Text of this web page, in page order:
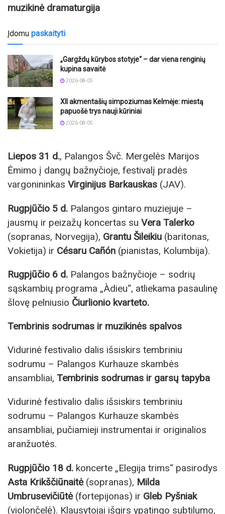
muzikinė dramaturgija
Įdomu paskaityti
„Gargždų kūrybos stotyje“ – dar viena renginių
kupina savaitė
2026-08-05
XII akmentašių simpoziumas Kelmėje: miestą
papuošė trys nauji kūriniai
2026-08-05
Liepos 31 d., Palangos Švč. Mergelės Marijos
Ėmimo į dangų bažnyčioje, festivalį pradės
vargonininkas Virginijus Barkauskas (JAV).
Rugpjūčio 5 d. Palangos gintaro muziejuje –
jausmų ir peizažų koncertas su Vera Talerko
(sopranas, Norvegija), Grantu Šileikiu (baritonas,
Vokietija) ir Césaru Cañón (pianistas, Kolumbija).
Rugpjūčio 6 d. Palangos bažnyčioje – sodrių
sąskambių programa „Àdieu“, atliekama pasaulinę
šlovę pelniusio Čiurlionio kvarteto.
Tembrinis sodrumas ir muzikinės spalvos
Vidurinė festivalio dalis išsiskirs tembriniu
sodrumu – Palangos Kurhauze skambės
ansambliai, Tembrinis sodrumas ir garsų tapyba
Vidurinė festivalio dalis išsiskirs tembriniu
sodrumu – Palangos Kurhauze skambės
ansambliai, pučiamieji instrumentai ir originalios
aranžuotės.
Rugpjūčio 18 d. koncerte „Elegija trims“ pasirodys
Asta Krikščiūnaitė(sopranas), Milda
Umbrusevičiūtė(fortepijonas) ir Gleb Pyšniak
(violončelė). Klausytojai išgirs ypatingo subtilumo,